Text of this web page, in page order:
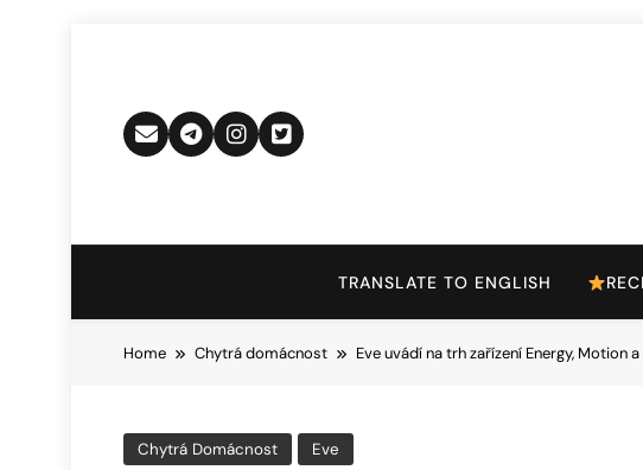
TRANSLATE TO ENGLISH
Home Chytrá domácnost Eve uvádí na trh zařízení Energy,
Chytrá Domácnost Eve